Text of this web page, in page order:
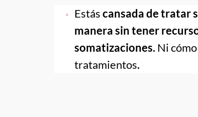
Estás cansada de tratar
manera sin tener
somatizaciones. Ni cómo
tratamientos.